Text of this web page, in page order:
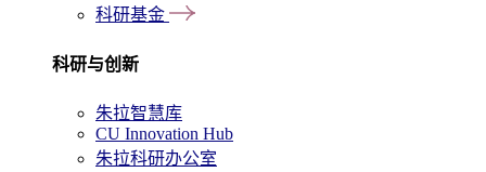
科研基金
科研与创新
朱拉智慧库
CU Innovation Hub
朱拉科研办公室